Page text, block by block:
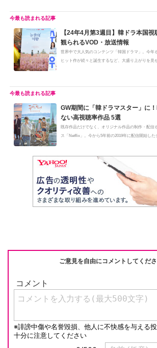
【24年4月第3週目】韓ドラ本国
観られるVOD・放送情報
世界中で大人気のコンテンツ「韓国ドラマ」。今年
ヒット作が続々と誕生するなど、大盛り上がりを見
GW期間に「韓ドラマスター」に
ない高視聴率作品 5選
既存作品だけでなく、オリジナル作品の制作・配信
ス「Netflix」。今から5年前の2019年に配信開始した
ご意見を自由にコメントしてくださ